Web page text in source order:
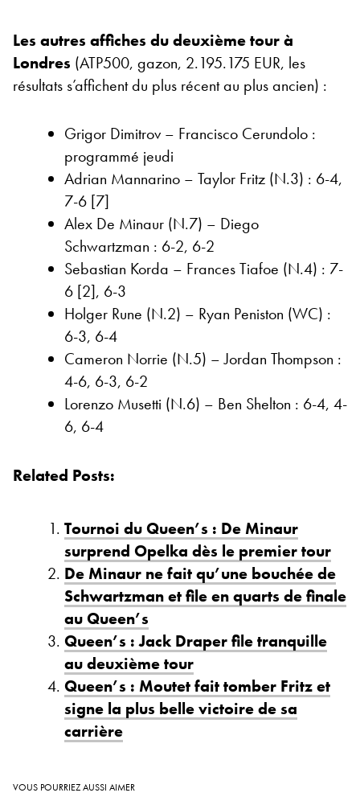
Les autres affiches du deuxième tour à
Londres (ATP500, gazon, 2.195.175 EUR, les
résultats s’affichent du plus récent au plus ancien) :
Grigor Dimitrov – Francisco Cerundolo :
programmé jeudi
Adrian Mannarino – Taylor Fritz (N.3) : 6-4,
7-6 [7]
Alex De Minaur (N.7) – Diego
Schwartzman : 6-2, 6-2
Sebastian Korda – Frances Tiafoe (N.4) : 7-
6 [2], 6-3
Holger Rune (N.2) – Ryan Peniston (WC) :
6-3, 6-4
Cameron Norrie (N.5) – Jordan Thompson :
4-6, 6-3, 6-2
Lorenzo Musetti (N.6) – Ben Shelton : 6-4, 4-
6, 6-4
Related Posts:
Tournoi du Queen’s : De Minaur
surprend Opelka dès le premier tour
De Minaur ne fait qu’une bouchée de
Schwartzman et file en quarts de finale
au Queen’s
Queen’s : Jack Draper file tranquille
au deuxième tour
Queen’s : Moutet fait tomber Fritz et
signe la plus belle victoire de sa
carrière
VOUS POURRIEZ AUSSI AIMER